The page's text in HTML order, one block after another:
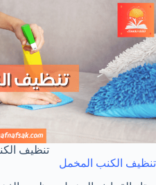
تنظيف
تنظيف الكنب المخمل